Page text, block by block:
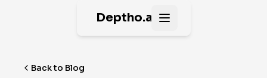
Deptho.ai Open main menu
Back to Blog